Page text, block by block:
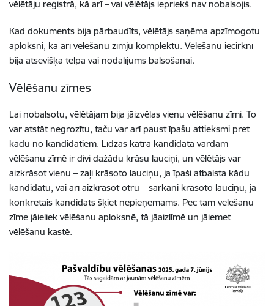
vēlētāju reģistrā, kā arī – vai vēlētājs iepriekš nav nobalsojis.
Kad dokuments bija pārbaudīts, vēlētājs saņēma apzīmogotu
aploksni, kā arī vēlēšanu zīmju komplektu. Vēlēšanu iecirknī
bija atsevišķa telpa vai nodalījums balsošanai.
Vēlēšanu zīmes
Lai nobalsotu, vēlētājam bija jāizvēlas vienu vēlēšanu zīmi. To
var atstāt negrozītu, taču var arī paust īpašu attieksmi pret
kādu no kandidātiem. Līdzās katra kandidāta vārdam
vēlēšanu zīmē ir divi dažādu krāsu lauciņi, un vēlētājs var
aizkrāsot vienu – zaļi krāsoto lauciņu, ja īpaši atbalsta kādu
kandidātu, vai arī aizkrāsot otru – sarkani krāsoto lauciņu, ja
konkrētais kandidāts šķiet nepieņemams. Pēc tam vēlēšanu
zīme jāieliek vēlēšanu aploksnē, tā jāaizlīmē un jāiemet
vēlēšanu kastē.